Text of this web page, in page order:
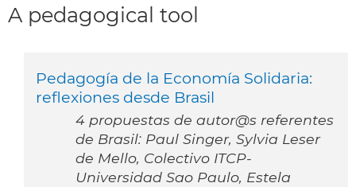
A pedagogical tool
Pedagogía de la Economía Solidaria:
reflexiones desde Brasil
4 propuestas de autor@s referentes
de Brasil: Paul Singer, Sylvia Leser
de Mello, Colectivo ITCP-
Universidad Sao Paulo, Estela